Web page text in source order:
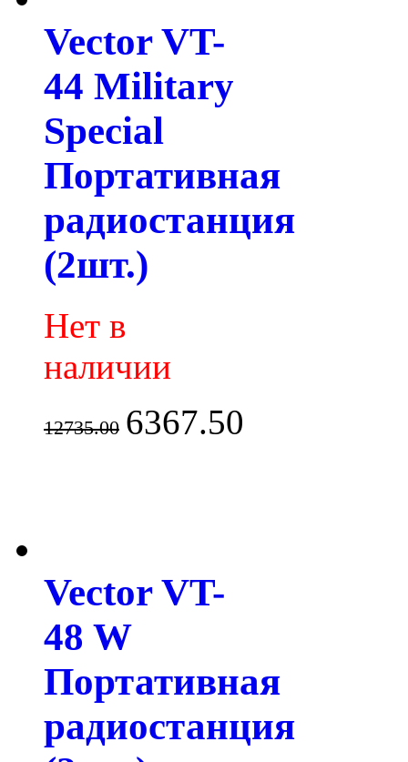
Vector VT-
44 Military
Special
Портативная
радиостанция
(2шт.)
Нет в
наличии
12735.00 6367.50
Vector VT-
48 W
Портативная
радиостанция